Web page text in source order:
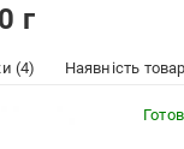
г
(4) Наявність